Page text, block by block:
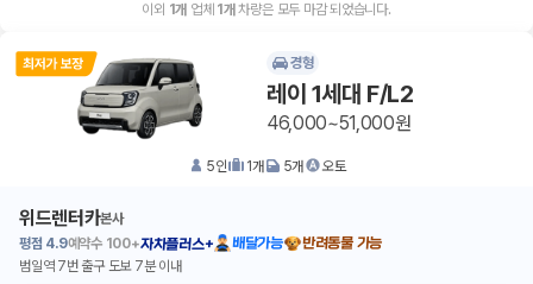
이외 1개 업체 1 개 차량은 모두 마감 되었습니다.
경형
레이 1세대 F/L2
46,000~51,000원
5인 1개 5개 오토
위드렌터카본사
평점 4.9예약수 100+자차플러스+ 배달가능
반려동물 가능
범일역 7번 출구 도보 7분 이내